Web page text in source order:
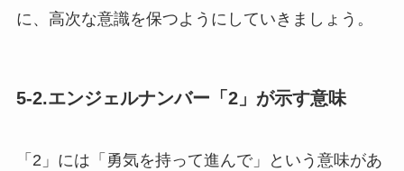
に、高次な意識を保つようにしていきましょう。
5-2.エンジェルナンバー「2」が示す意味
「2」には「勇気を持って進んで」という意味があ